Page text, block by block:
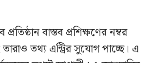
বাস্তব প্রশিক্ষণের নম্বর
তথ্য এন্ট্রির সুযোগ পাচ্ছে। এ